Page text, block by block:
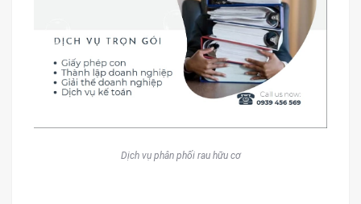
Dịch vụ phân phối rau hữu cơ